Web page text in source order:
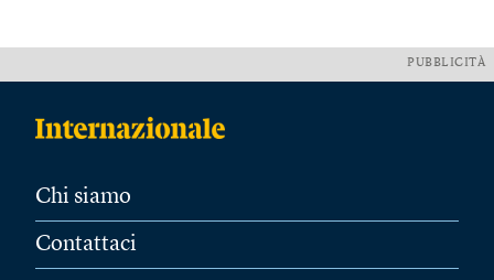
PUBBLICITÀ
Chi siamo
Contattaci